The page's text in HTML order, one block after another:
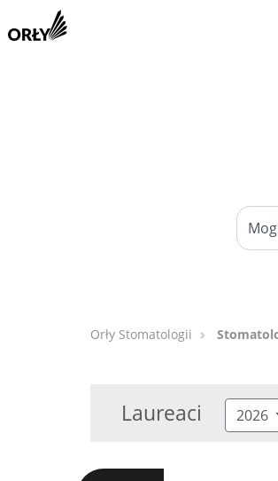
Orły Stomatologii
Laureaci 2026